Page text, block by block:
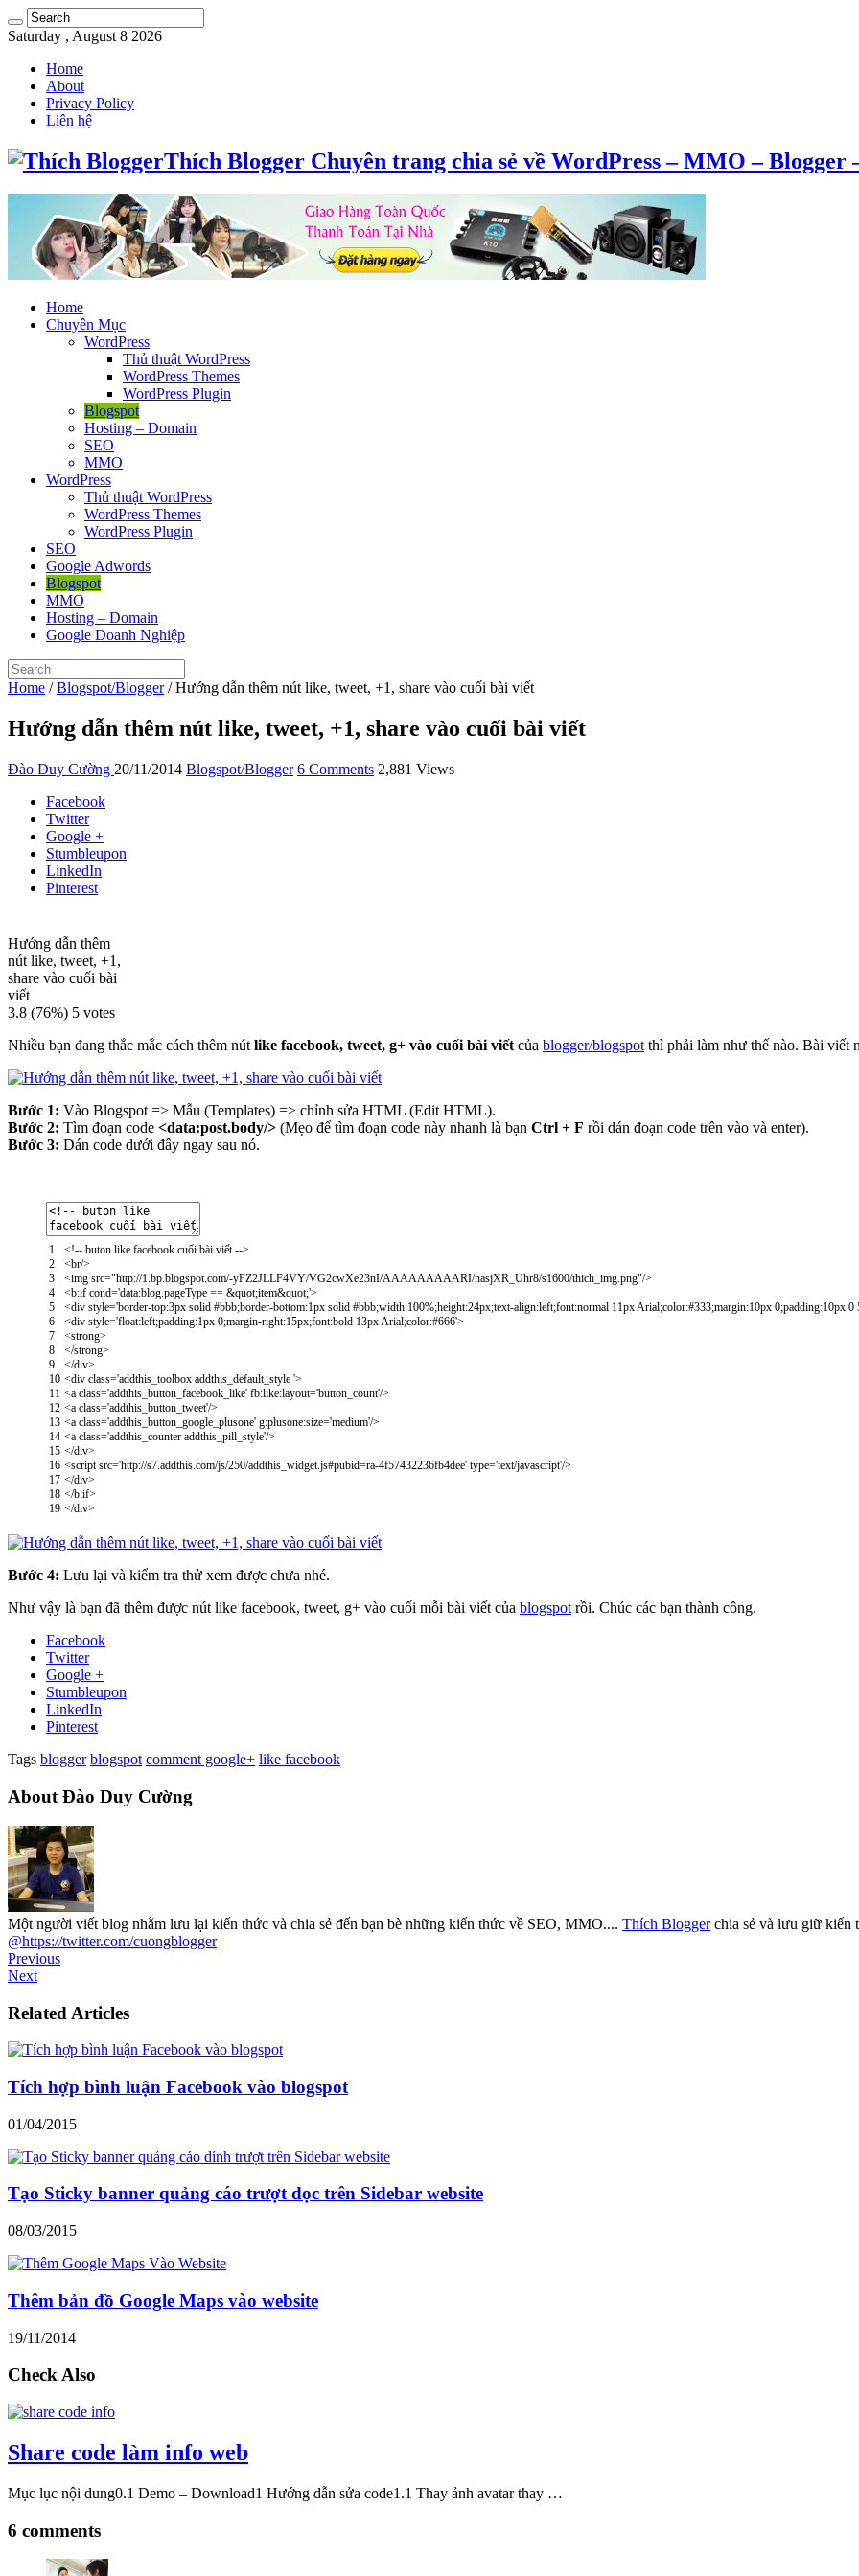
Saturday , August 8 2026
Home
About
Privacy Policy
Liên hệ
Thích Blogger Chuyên trang chia sẻ về WordPress – MMO –
Home
Chuyên Mục
WordPress
Thủ thuật WordPress
WordPress Themes
WordPress Plugin
Blogspot
Hosting – Domain
SEO
MMO
WordPress
Thủ thuật WordPress
WordPress Themes
WordPress Plugin
SEO
Google Adwords
Blogspot
MMO
Hosting – Domain
Google Doanh Nghiệp
Home / Blogspot/Blogger / Hướng dẫn thêm nút like, tweet, +1, share vào cuối bài viết
Hướng dẫn thêm nút like, tweet, +1, share vào cuối bài viết
Đào Duy Cường 20/11/2014 Blogspot/Blogger 6 Comments 2,881 Views
Facebook
Twitter
Google +
Stumbleupon
LinkedIn
Pinterest
Hướng dẫn thêm
nút like, tweet, +1,
share vào cuối bài
viết
3.8 (76%) 5 votes
Nhiều bạn đang thắc mắc cách thêm nút like facebook, tweet, g+ vào cuối bài viết của blogger/blogspot thì phải làm như thế nào. Bài viết
Bước 1: Vào Blogspot => Mẫu (Templates) => chỉnh sửa HTML (Edit HTML).
Bước 2: Tìm đoạn code <data:post.body/> (Mẹo để tìm đoạn code này nhanh là bạn Ctrl + F rồi dán đoạn code trên vào và enter).
Bước 3: Dán code dưới đây ngay sau nó.
1
2
3
4
5
6
7
8
9
10
11
12
13
14
15
16
17
18
19
<!-- buton like facebook cuối bài viết -->
<br/>
<img src="http://1.bp.blogspot.com/-yFZ2JLLF4VY/VG2cwXe23nI/AAAAAAAAARI/nasjXR_Uhr8/s1600/thich_img.png"/>
<b:if cond='data:blog.pageType == &quot;item&quot;'>
<div style='border-top:3px solid #bbb;border-bottom:1px solid #bbb;width:100%;height:24px;text-align:left;font:normal 11px Arial;color:#333;margin:10px 0;padding:10px 0
<div style='float:left;padding:1px 0;margin-right:15px;font:bold 13px Arial;color:#666'>
<strong>
</strong>
</div>
<div class='addthis_toolbox addthis_default_style '>
<a class='addthis_button_facebook_like' fb:like:layout='button_count'/>
<a class='addthis_button_tweet'/>
<a class='addthis_button_google_plusone' g:plusone:size='medium'/>
<a class='addthis_counter addthis_pill_style'/>
</div>
<scriptsrc='http://s7.addthis.com/js/250/addthis_widget.js#pubid=ra-4f57432236fb4dee' type='text/javascript'/>
</div>
</b:if>
</div>
Bước 4: Lưu lại và kiểm tra thử xem được chưa nhé.
Như vậy là bạn đã thêm được nút like facebook, tweet, g+ vào cuối mỗi bài viết của blogspotrồi. Chúc các bạn thành công.
Facebook
Twitter
Google +
Stumbleupon
LinkedIn
Pinterest
Tags blogger blogspot comment google+ like facebook
About Đào Duy Cường
Một người viết blog nhằm lưu lại kiến thức và chia sẻ đến bạn bè những kiến thức về SEO, MMO.... Thích Bloggerchia sẻ và lưu giữ kiến
@https://twitter.com/cuongblogger
Previous
Next
Related Articles
Tích hợp bình luận Facebook vào blogspot
01/04/2015
Tạo Sticky banner quảng cáo trượt dọc trên Sidebar website
08/03/2015
Thêm bản đồ Google Maps vào website
19/11/2014
Check Also
Share code làm info web
Mục lục nội dung0.1 Demo – Download1 Hướng dẫn sửa code1.1 Thay ảnh avatar thay …
6 comments